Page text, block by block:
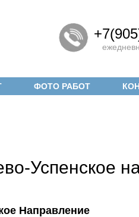
ФОТО РАБОТ
Успенское
Направление